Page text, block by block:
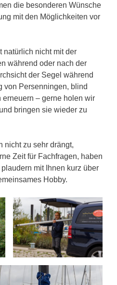
die besonderen Wünsche
mit den Möglichkeiten vor
natürlich nicht mit der
während oder nach der
der Segel während
von Persenningen, blind
– gerne holen wir
bringen sie wieder zu
nicht zu sehr drängt,
Zeit für Fachfragen, haben
mit Ihnen kurz über
Hobby.